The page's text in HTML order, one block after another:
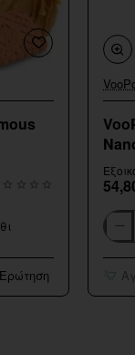
VooPoo
Vinci
Spark